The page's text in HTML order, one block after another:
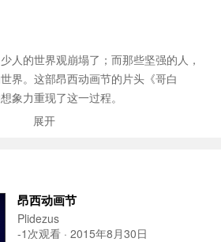
人的世界观崩塌了；而那些坚强的人，
界。这部昂西动画节的片头《哥白
象力重现了这一过程。
展开
昂西动画节
Plidezus
-1次观看 · 2015年8月30日